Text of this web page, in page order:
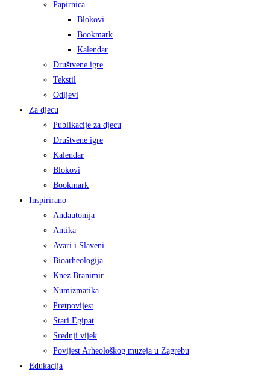
Papirnica
Blokovi
Bookmark
Kalendar
Društvene igre
Tekstil
Odljevi
Za djecu
Publikacije za djecu
Društvene igre
Kalendar
Blokovi
Bookmark
Inspirirano
Andautonija
Antika
Avari i Slaveni
Bioarheologija
Knez Branimir
Numizmatika
Pretpovijest
Stari Egipat
Srednji vijek
Povijest Arheološkog muzeja u Zagrebu
Edukacija